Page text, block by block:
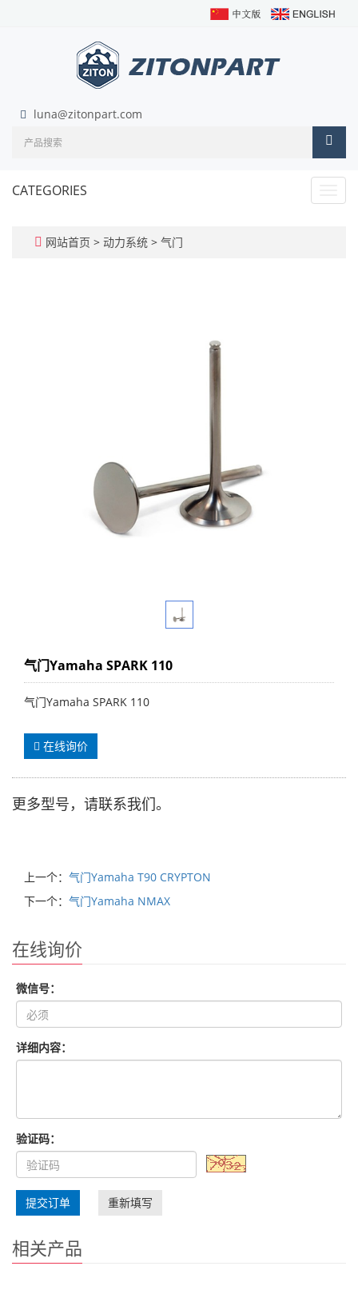
luna@zitonpart.com
CATEGORIES
网站首页 > 动力系统 > 气门
气门Yamaha SPARK 110
气门Yamaha SPARK 110
在线询价
更多型号，请联系我们。
上一个： 气门Yamaha T90 CRYPTON
下一个： 气门Yamaha NMAX
在线询价
微信号：
详细内容：
验证码：
提交订单 重新填写
相关产品